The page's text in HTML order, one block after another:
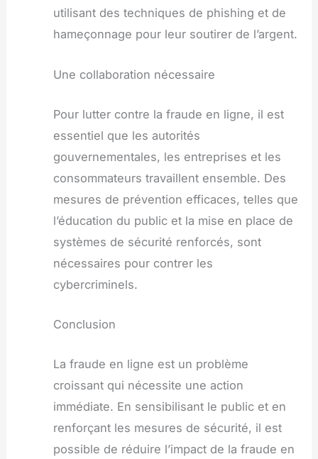
utilisant des techniques de phishing et de
hameçonnage pour leur soutirer de l’argent.
Une collaboration nécessaire
Pour lutter contre la fraude en ligne, il est
essentiel que les autorités
gouvernementales, les entreprises et les
consommateurs travaillent ensemble. Des
mesures de prévention efficaces, telles que
l’éducation du public et la mise en place de
systèmes de sécurité renforcés, sont
nécessaires pour contrer les
cybercriminels.
Conclusion
La fraude en ligne est un problème
croissant qui nécessite une action
immédiate. En sensibilisant le public et en
renforçant les mesures de sécurité, il est
possible de réduire l’impact de la fraude en